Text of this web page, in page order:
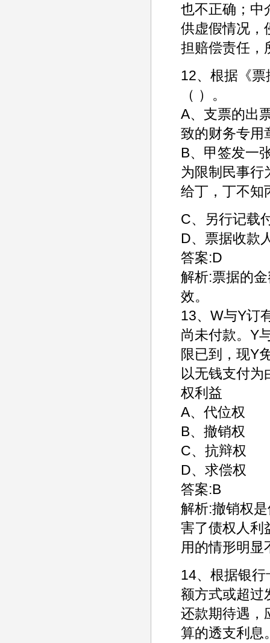
也不正确；中
供虚假情况，
担赔偿责任，
12、根据《
（ ）。
A、支票的出
致的财务专用
B、甲签发一
为限制民事行
给丁，丁不知
C、另行记载
D、票据收款
答案:D
解析:票据的
效。
13、W与Y订
尚未付款。Y
限已到，现Y
以无钱支付
权利益
A、代位权
B、撤销权
C、抗辩权
D、求偿权
答案:B
解析:撤销权
害了债权人利
用的情形明显
14、根据银
额方式或超过
还款期待遇，
算的透支利息